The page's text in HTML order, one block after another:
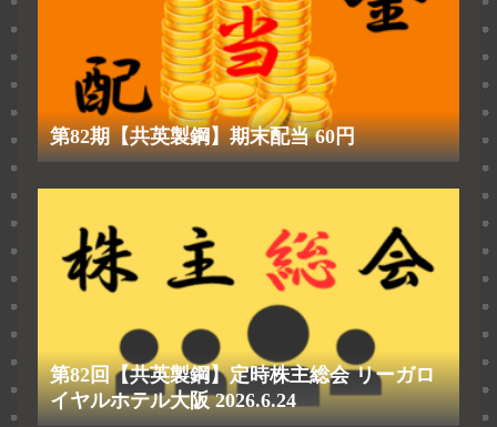
第82期【共英製鋼】期末配当 60円
第82回【共英製鋼】定時株主総会 リーガロ
イヤルホテル大阪 2026.6.24